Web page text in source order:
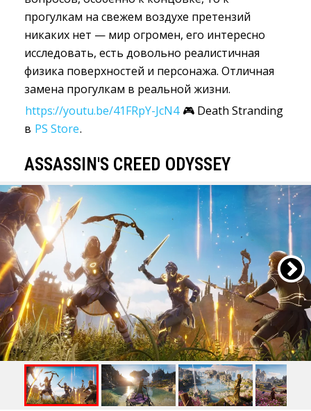
прогулкам на свежем воздухе претензий
никаких нет — мир огромен, его интересно
исследовать, есть довольно реалистичная
физика поверхностей и персонажа. Отличная
замена прогулкам в реальной жизни.
https://youtu.be/41FRpY-JcN4 🎮 Death Stranding
в PS Store.
ASSASSIN'S CREED ODYSSEY